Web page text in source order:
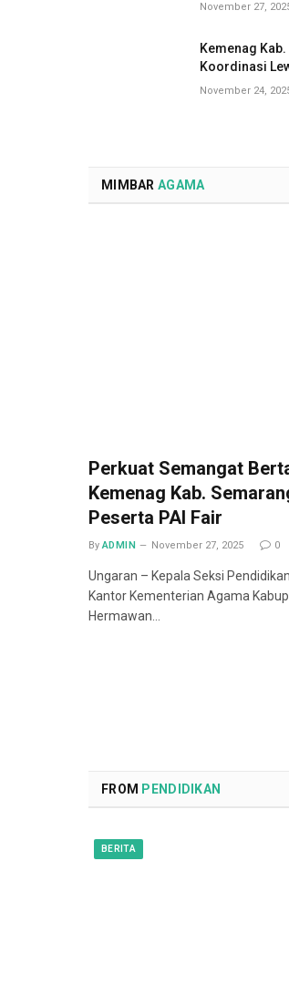
November 27,
Kemenag
Koordinasi
November 24,
MIMBAR AGAMA
Perkuat Semangat
Kemenag Kab.
Peserta PAI Fair
By ADMIN November 27, 2025 0
Ungaran – Kepala Seksi
Kantor Kementerian Agama
Hermawan…
FROM PENDIDIKAN
BERITA